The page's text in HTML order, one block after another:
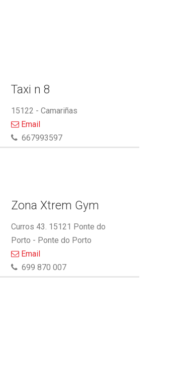
Taxi n 8
15122 - Camariñas
Email
667993597
Zona Xtrem Gym
Curros 43. 15121 Ponte do
Porto - Ponte do Porto
Email
699 870 007